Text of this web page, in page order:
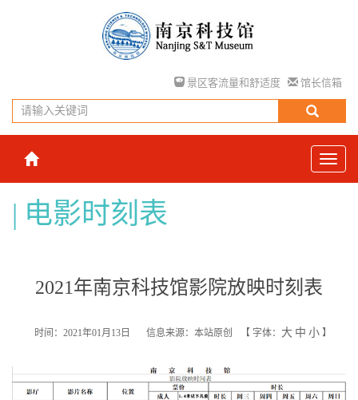
景区客流量和舒适度 馆长信箱
电影时刻表
2021年南京科技馆影院放映时刻表
时间：2021年01月13日 信息来源：本站原创 【 字体： 大 中 小 】